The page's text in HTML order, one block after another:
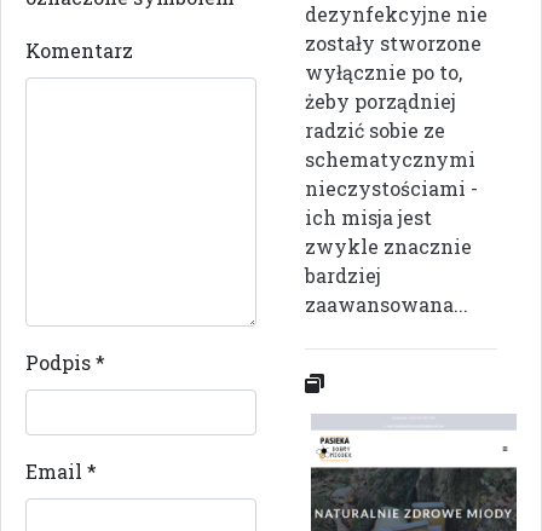
Komentarz
Podpis*
Email *
dezynfekcyjne nie
zostały stworzone
wyłącznie po to,
żeby porządniej
radzić sobie ze
schematycznymi
nieczystościami -
ich misja jest
zwykle znacznie
bardziej
zaawansowana...